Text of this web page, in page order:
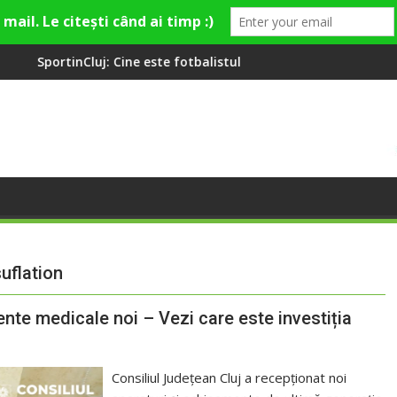
este fotbalistul cu două diplome care a învățat româna la 2
Compania de Apă
medicale noi – Vezi care este investiția
Consiliul Județean Cluj a recepționat noi